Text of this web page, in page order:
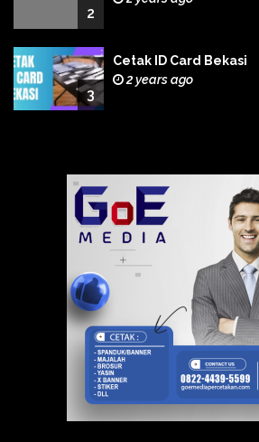
2
3
Cetak ID Card Bekasi
2 years ago